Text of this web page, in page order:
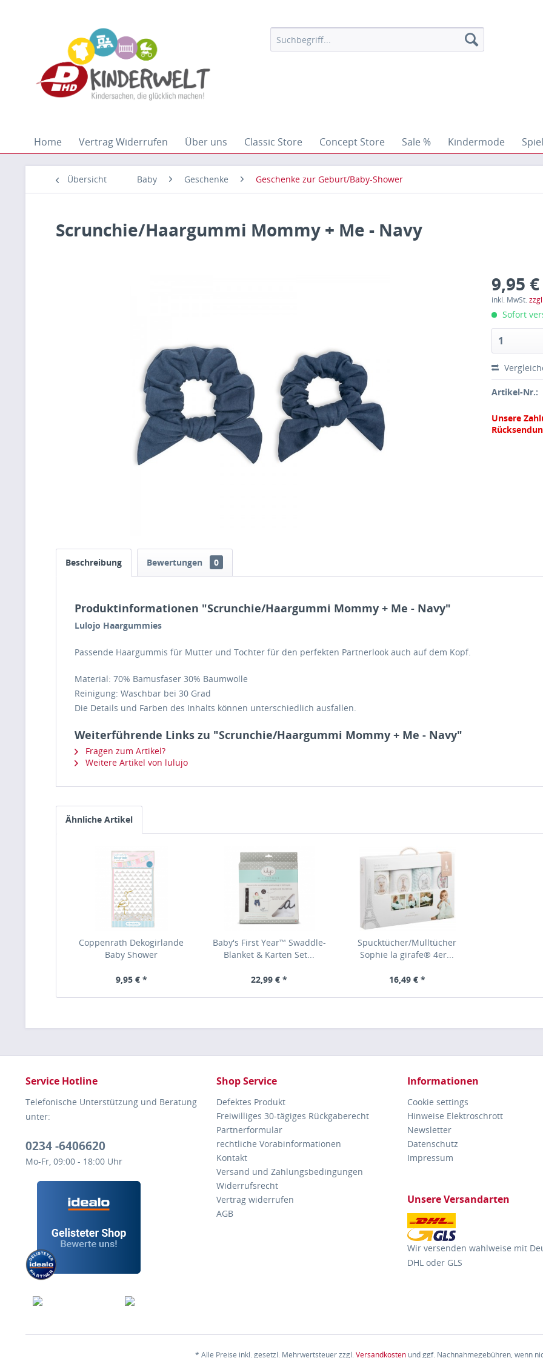
Home Vertrag Widerrufen Über uns Classic Store Concept Store Sale % Kindermode
Übersicht Baby Geschenke Geschenke zur Geburt/Baby-Shower
Scrunchie/Haargummi Mommy + Me - Navy
9,95
inkl. MwSt.
Sofort
Artikel-Nr.:
Unsere
Beschreibung Bewertungen 0
Produktinformationen "Scrunchie/Haargummi Mommy + Me - Navy"
Lulojo Haargummies
Passende Haargummis für Mutter und Tochter für den perfekten Partnerlook auch auf dem Kopf.
Material: 70% Bamusfaser 30% Baumwolle
Reinigung: Waschbar bei 30 Grad
Die Details und Farben des Inhalts können unterschiedlich ausfallen.
Weiterführende Links zu "Scrunchie/Haargummi Mommy + Me - Navy"
Fragen zum Artikel?
Weitere Artikel von lulujo
Ähnliche Artikel
Coppenrath Dekogirlande
Baby Shower
9,95 € *
Baby's First Year™ Swaddle-
Blanket & Karten Set...
22,99 € *
Spucktücher/Mulltücher
Sophie la girafe® 4er...
16,49 € *
Service Hotline
Telefonische Unterstützung und Beratung
unter:
0234 -6406620
Mo-Fr, 09:00 - 18:00 Uhr
Shop Service
Defektes Produkt
Freiwilliges 30-tägiges Rückgaberecht
Partnerformular
rechtliche Vorabinformationen
Kontakt
Versand und Zahlungsbedingungen
Widerrufsrecht
Vertrag widerrufen
AGB
Informationen
Cookie settings
Hinweise Elektroschrott
Newsletter
Datenschutz
Impressum
Unsere Versandarten
Wir versenden wahlweise mit
DHL oder GLS
* Alle Preise inkl. gesetzl. Mehrwertsteuer zzgl.Versandkostenund ggf. Nachnahmegebühren, wenn